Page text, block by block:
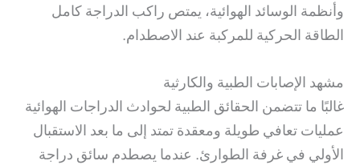
وأنظمة الوسائد الهوائية، يمتص راكب الدراجة كامل
الطاقة الحركية للمركبة عند الاصطدام.
مشهد الإصابات الطبية والكارثية
غالبًا ما تتضمن الحقائق الطبية لحوادث الدراجات الهوائية
عمليات تعافي طويلة ومعقدة تمتد إلى ما بعد الاستقبال
الأولي في غرفة الطوارئ. عندما يصطدم سائق دراجة